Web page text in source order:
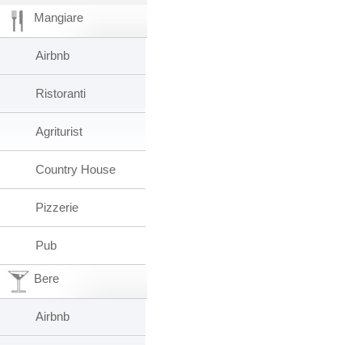
Mangiare
Airbnb
Ristoranti
Agriturist
Country House
Pizzerie
Pub
Bere
Airbnb